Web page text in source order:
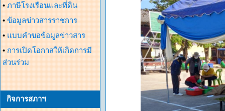
• ภาษีโรงเรือนและที่ดิน
• ข้อมูลข่าวสารราชการ
• แบบคำขอข้อมูลข่าวสาร
• การเปิดโอกาสให้เกิดการมี
ส่วนร่วม
กิจการสภาฯ